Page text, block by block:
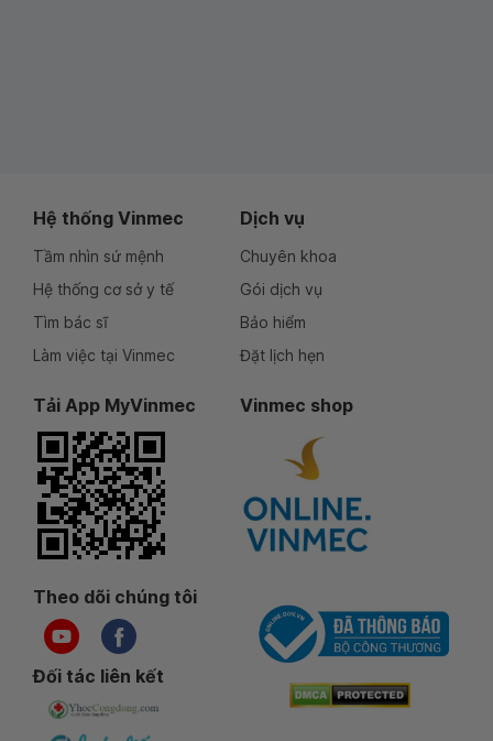
Hệ thống Vinmec
Tầm nhìn sứ mệnh
Hệ thống cơ sở y tế
Tìm bác sĩ
Làm việc tại Vinmec
Dịch vụ
Chuyên khoa
Gói dịch vụ
Bảo hiểm
Đặt lịch hẹn
Tải App MyVinmec Vinmec shop
Theo dõi chúng tôi
Đối tác liên kết